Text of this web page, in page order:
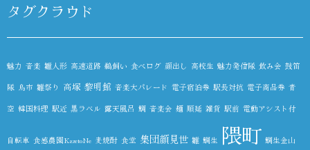
タグクラウド
魅力 音楽 雛人形 高速道路 鵜飼い 食べログ 顔出し 高校生 魅力発信隊 飲み会 鼓笛
隊 鳥市 雛祭り 高塚 黎明館 音楽大パレード 電子宿泊券 駅長対抗 電子商品券 青
空 韓国料理 駅近 黒ラベル 露天風呂 鯛 音楽会 麺 順延 雑貨 駅前 電動アシスト付
自転車 食感農園KazetoNe 麦焼酎 食堂 集団顔見世 雛 鯛生 隈町 鯛生金山